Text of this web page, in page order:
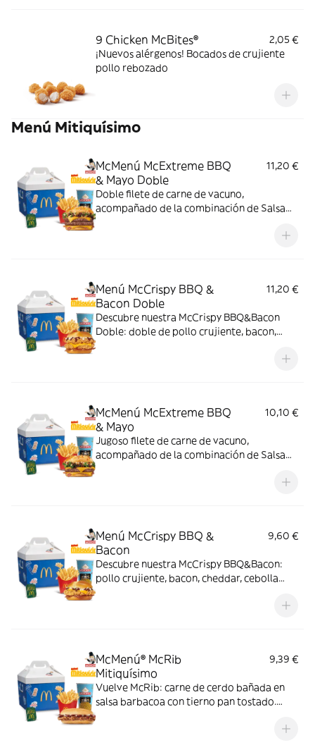
9 Chicken McBites®
2,05 €
¡Nuevos alérgenos! Bocados de crujiente
pollo rebozado
Menú Mitiquísimo
McMenú McExtreme BBQ
& Mayo Doble
11,20 €
Doble filete de carne de vacuno,
acompañado de la combinación de Salsa
doble de cheddar, lechuga fresca y tiras de
Menú McCrispy BBQ &
Bacon Doble
11,20 €
Descubre nuestra McCrispy BBQ&Bacon
Doble: doble de pollo crujiente, bacon,
McMenú McExtreme BBQ
& Mayo
10,10 €
Jugoso filete de carne de vacuno,
acompañado de la combinación de Salsa
doble de cheddar, lechuga fresca y tiras de
Menú McCrispy BBQ &
Bacon
9,60 €
Descubre nuestra McCrispy BBQ&Bacon:
pollo crujiente, bacon, cheddar, cebolla
harina de trigo con copos de patata. ¡Sabor
McMenú® McRib
Mitiquísimo
9,39 €
Vuelve McRib: carne de cerdo bañada en
salsa barbacoa con tierno pan tostado.